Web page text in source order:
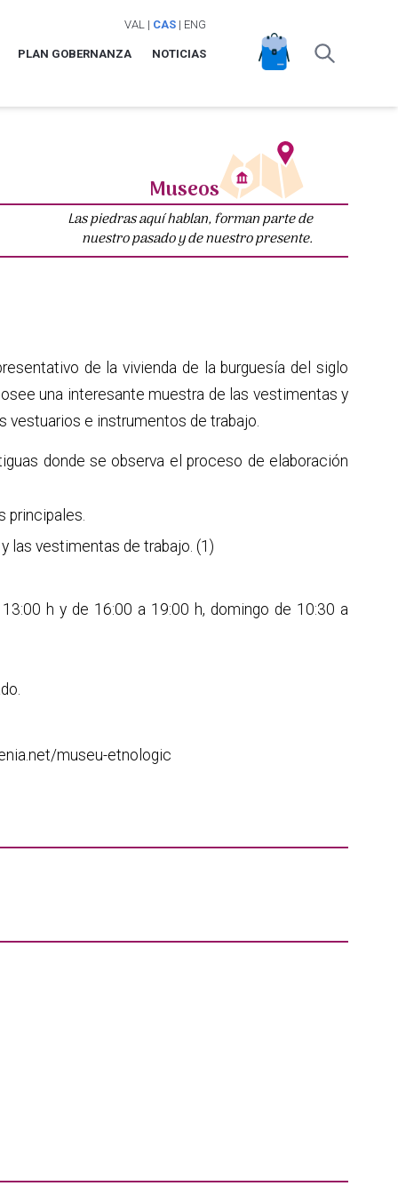
VAL | CAS| ENG
PLAN GOBERNANZA NOTICIAS
Museos
Las piedras aquí hablan, forman parte de
nuestro pasado y de nuestro presente.
de la vivienda de la burguesía del siglo
una interesante muestra de las vestimentas y
vestuarios e instrumentos de trabajo.
donde se observa el proceso de elaboración
principales.
las vestimentas de trabajo. (1)
h y de 16:00 a 19:00 h, domingo de 10:30 a
museu-etnologic